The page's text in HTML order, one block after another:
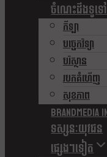
ចំណេះដឹងទូទៅ
កីឡា
បច្ចេកវិទ្យា
បរិស្ថាន
របកគំហើញ
សុខភាព
ទស្សនៈយុវជន
ផ្សេងៗទៀត